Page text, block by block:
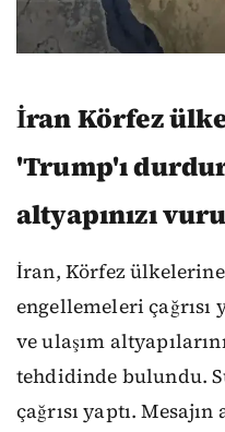
İran Körfez
'Trump'ı
altyapınızı
İran, Körfez ülkelerine
engellemeleri
ve ulaşım
tehdidinde bulundu.
çağrısı yaptı.